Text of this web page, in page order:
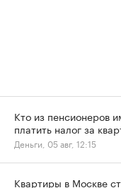
Кто из пенсионеров
платить налог за
Деньги, 05 авг, 12:15
Квартиры в Москве